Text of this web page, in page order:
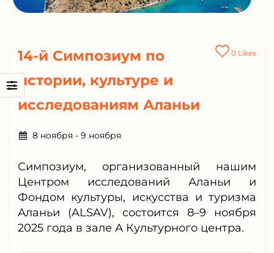
0 Likes
14-й Симпозиум по
истории, культуре и
исследованиям Аланьи
8 ноября -9 ноября
Симпозиум, организованный нашим
Центром исследований Аланьи и
Фондом культуры, искусства и туризма
Аланьи (ALSAV), состоится 8–9 ноября
2025 года в зале А Культурного центра.